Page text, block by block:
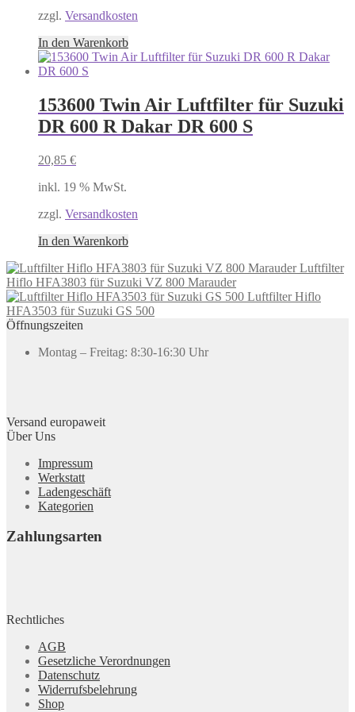
zzgl. Versandkosten
In den Warenkorb
153600 Twin Air Luftfilter für Suzuki
DR 600 R Dakar DR 600 S
20,85 €
inkl. 19 % MwSt.
zzgl. Versandkosten
In den Warenkorb
Luftfilter
Hiflo HFA3803 für Suzuki VZ 800 Marauder
Luftfilter Hiflo
HFA3503 für Suzuki GS 500
Öffnungszeiten
Montag – Freitag: 8:30-16:30 Uhr
Versand europaweit
Über Uns
Impressum
Werkstatt
Ladengeschäft
Kategorien
Zahlungsarten
Rechtliches
AGB
Gesetzliche Verordnungen
Datenschutz
Widerrufsbelehrung
Shop